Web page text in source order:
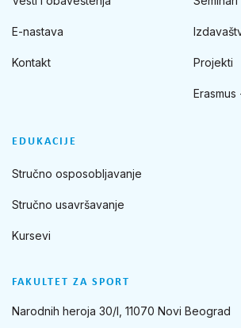
FAKULTET ZA SPORT
Narodnih heroja 30/I, 11070 Novi Beograd
E-nastava
Kontakt Projekti
Erasmus
EDUKACIJE
Stručno osposobljavanje
Stručno usavršavanje
Kursevi